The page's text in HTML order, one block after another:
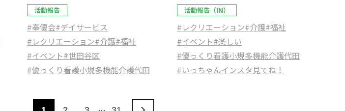
活動報告
#奉優会#デイサービス
#レクリエーション#介護#福祉
#イベント#世田谷区
#優っくり看護小規多機能介護代田
活動報告（IN）
#レクリエーション#介護#福祉
#イベント#楽しい
#優っくり看護小規多機能介護代田
#いっちゃんインスタ見てね！